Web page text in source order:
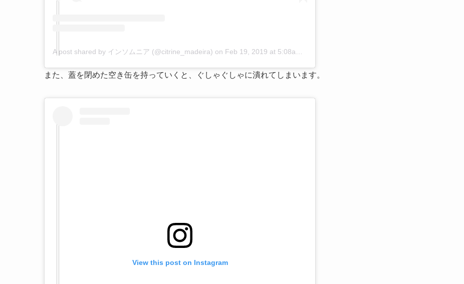
A post shared by インソムニア (@citrine_madeira) on Feb 19, 2019 at 5:08am PST
また、蓋を閉めた空き缶を持っていくと、ぐしゃぐしゃに潰れてしまいます。
View this post on Instagram